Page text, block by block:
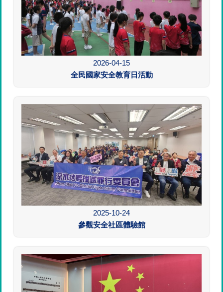
2026-04-15
全民國家安全教育日活動
2025-10-24
參觀安全社區體驗館